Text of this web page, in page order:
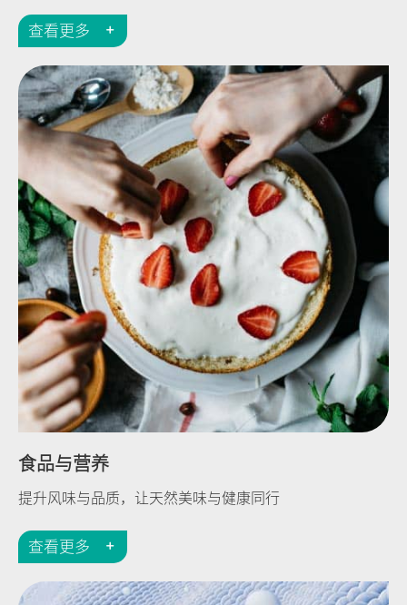
查看更多 
食品与营养
提升风味与品质，让天然美味与健康同行
查看更多 